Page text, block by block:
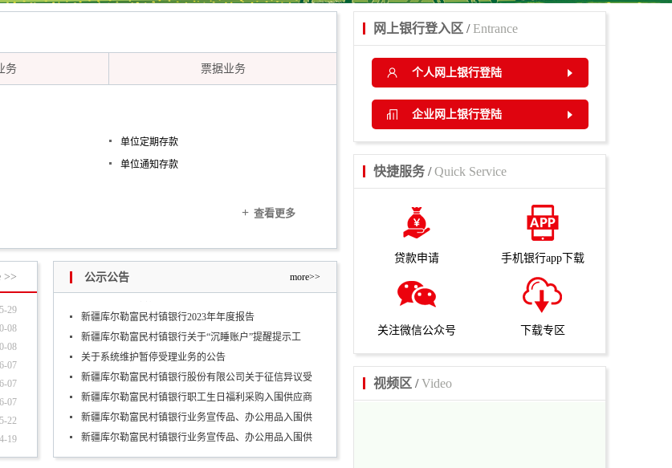
务 票据业务
单位定期存款
单位通知存款
+查看更多
>>
29
08
08
07
07
07
22
19
more>>
公示公告
新疆库尔勒富民村镇银行股份有限公司关于征信异议受
新疆库尔勒富民村镇银行业务宣传品、办公用品入围供
关于新疆库尔勒富民村镇银行萨依巴格路支行终止营业
新疆库尔勒富民村镇银行关于调整存量住房贷款利率有
关于系统维护暂停受理业务的公告
新疆库尔勒富民村镇银行2023年年度报告
新疆库尔勒富民村镇银行关于“沉睡账户”提醒提示工
关于系统维护暂停受理业务的公告
新疆库尔勒富民村镇银行股份有限公司关于征信异议受
新疆库尔勒富民村镇银行职工生日福利采购入围供应商
新疆库尔勒富民村镇银行业务宣传品、办公用品入围供
新疆库尔勒富民村镇银行业务宣传品、办公用品入围供
网上银行登入区 /Entrance
个人网上银行登陆
企业网上银行登陆
快捷服务 /Quick Service
贷款申请 手机银行app下载
关注微信公众号 下载专区
视频区 /Video